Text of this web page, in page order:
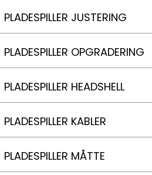
PLADESPILLER JUSTERING
PLADESPILLER OPGRADERING
PLADESPILLER HEADSHELL
PLADESPILLER KABLER
PLADESPILLER MÅTTE